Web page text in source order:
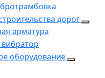
дорог
арматура
оборудование